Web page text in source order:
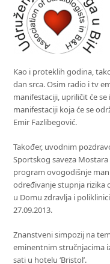
Kao i proteklih godina,
dan srca. Osim radio i tv
manifestaciji, upriličit će
manifestaciji koja će se
Emir Fazlibegović.
Također, uvodnim
Sportskog saveza
program ovogodišnje
određivanje stupnja rizika
u Domu zdravlja i
27.09.2013.
Znanstveni simpozij na
eminentnim stručnjacima
sati u hotelu ‘Bristol’.